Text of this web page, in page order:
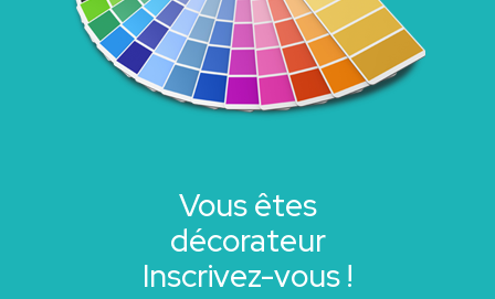
Vous êtes
décorateur
Inscrivez-vous !